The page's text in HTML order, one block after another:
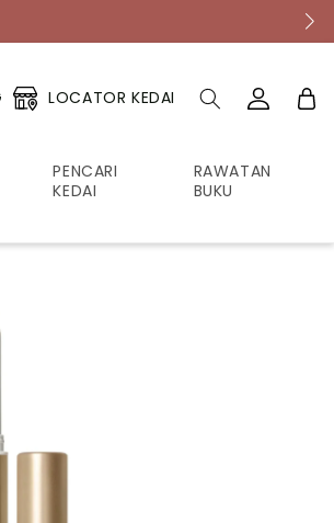
PENCARI
KEDAI
RAWATAN
BUKU
LOCATOR KEDAI
Log
masuk
Troli